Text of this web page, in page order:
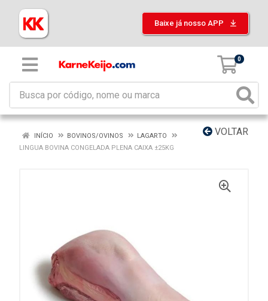
Baixe já nosso APP
0
VOLTAR
INÍCIO BOVINOS/OVINOS
LAGARTO
LINGUA BOVINA CONGELADA PLENA CAIXA ±25KG